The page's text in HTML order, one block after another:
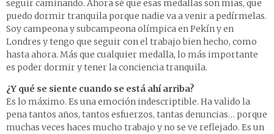
seguir caminando. Ahora sé que esas medallas son mías, que
puedo dormir tranquila porque nadie va a venir a pedírmelas.
Soy campeona y subcampeona olímpica en Pekín y en
Londres y tengo que seguir con el trabajo bien hecho, como
hasta ahora. Más que cualquier medalla, lo más importante
es poder dormir y tener la conciencia tranquila.
¿Y qué se siente cuando se está ahí arriba?
Es lo máximo. Es una emoción indescriptible. Ha valido la
pena tantos años, tantos esfuerzos, tantas denuncias… porque
muchas veces haces mucho trabajo y no se ve reflejado. Es un